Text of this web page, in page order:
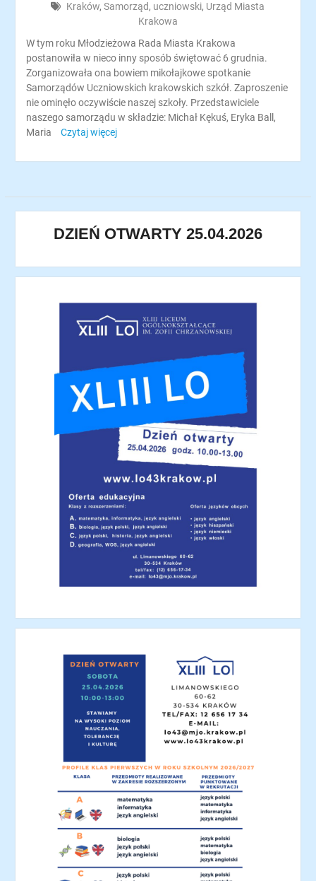
Kraków,Samorząd, uczniowski, Urząd Miasta
Krakowa
W tym roku Młodzieżowa Rada Miasta Krakowa
postanowiła w nieco inny sposób świętować 6 grudnia.
Zorganizowała ona bowiem mikołajkowe spotkanie
Samorządów Uczniowskich krakowskich szkół. Zaproszenie
nie ominęło oczywiście naszej szkoły. Przedstawiciele
naszego samorządu w składzie: Michał Kękuś, Eryka Ball,
Maria
Czytaj więcej
DZIEŃ OTWARTY 25.04.2026